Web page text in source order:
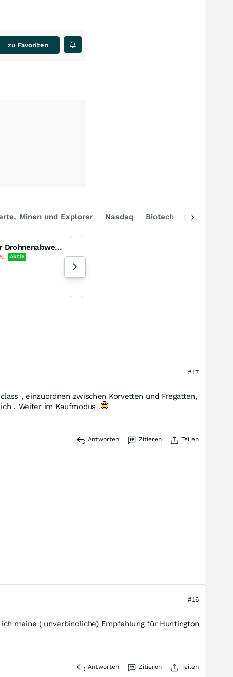
zu Favoriten
Minen und Explorer Nasdaq Biotech DAX
EOS - die Zukunft der Drohnenabwehr?
Aktie
#17
, einzuordnen zwischen Korvetten und Fregatten,
. Weiter im Kaufmodus .
Antworten Zitieren Teilen
#16
meine ( unverbindliche) Empfehlung für Huntington
Antworten Zitieren Teilen